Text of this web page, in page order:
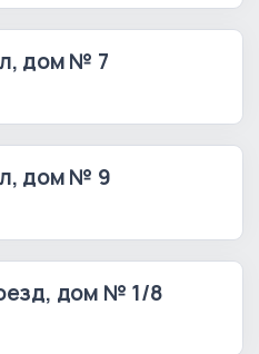
дом № 7
дом № 9
дом № 1/8